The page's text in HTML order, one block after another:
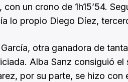
un crono de 1h15’54.
lo propio Diego Díez,
otra ganadora de
Alba Sanz consiguió
por su parte, se hizo con